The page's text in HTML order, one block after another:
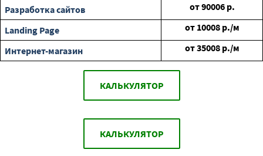
Разработка сайтов
от90006 р.
Landing Page
от 10008 р./м
Интернет-магазин
от35008 р./м
КАЛЬКУЛЯТОР
КАЛЬКУЛЯТОР